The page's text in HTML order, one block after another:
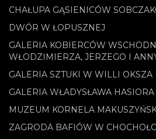
CHAŁUPA GĄSIENICÓW
DWÓR W ŁOPUSZNEJ
GALERIA KOBIERCÓW
WŁODZIMIERZA, JERZEGO I
GALERIA SZTUKI W WILLI OKSZA
GALERIA WŁADYSŁAWA HASIORA
MUZEUM KORNELA
ZAGRODA BAFIÓW W